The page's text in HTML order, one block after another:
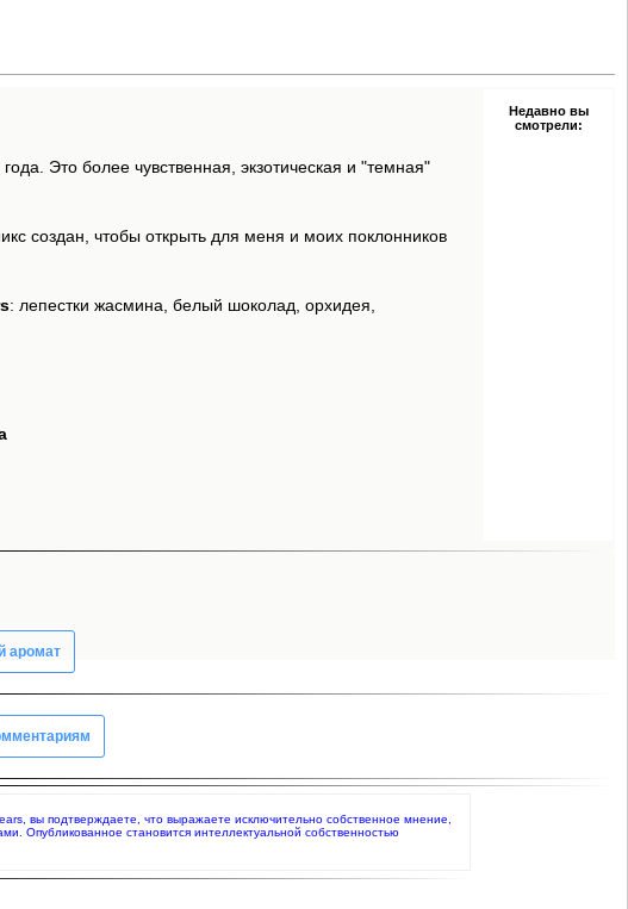
Это более чувственная, экзотическая и "темная"
создан, чтобы открыть для меня и моих поклонников
: лепестки жасмина, белый шоколад, орхидея,
Недавно вы
смотрели:
аромат
вы подтверждаете, что выражаете исключительно собственное мнение,
Опубликованное становится интеллектуальной собственностью